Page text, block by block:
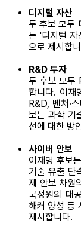
디지털 자산
두 후보 모두
는 '디지털 자
으로 제시합
R&D 투자
두 후보 모두
합니다. 이재
R&D, 벤처·
보는 과학 기
선에 대한 방
사이버 안보
이재명 후보
기술 유출 단
제 안보 차원
국정원의 대
해커 양성 등
제시합니다.